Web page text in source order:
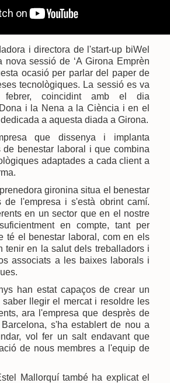
i directora de l'start-up biWel
sessió de ‘A Girona Emprèn
ocasió per parlar del paper de
tecnològiques. La sessió es va
febrer, coincidint amb el dia
i la Nena a la Ciència i en el
a aquesta diada a Girona.
que dissenya i implanta
de benestar laboral i que combina
adaptades a cada client a
gironina situa el benestar
de l'empresa i s'està obrint camí.
en un sector que en el nostre
en compte, tant per
té el benestar laboral, com en els
tenir en la salut dels treballadors i
associats a les baixes laborals i
han estat capaços de crear un
llegir el mercat i resoldre les
ara l'empresa que desprès de
s'ha establert de nou a
vol fer un salt endavant que
de nous membres a l'equip de
Mallorquí també ha explicat el